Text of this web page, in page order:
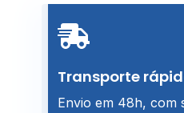
Transporte
Envio em 48h, com